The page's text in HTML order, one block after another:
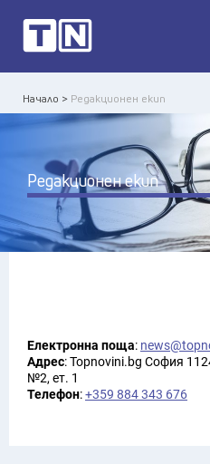
Начало > Редакционен екип
Редакционен екип
Електронна поща:
Адрес: Topnovini.bg София
№2, ет. 1
Телефон:+359 884 343 676